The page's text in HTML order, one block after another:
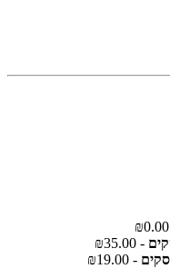
- ₪35.00
- ₪19.00